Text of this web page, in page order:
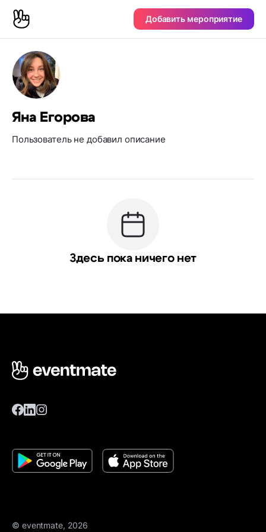
Добавить мероприятие
Яна Егорова
Пользователь не добавил описание
Здесь пока ничего нет
© eventmate, 2026